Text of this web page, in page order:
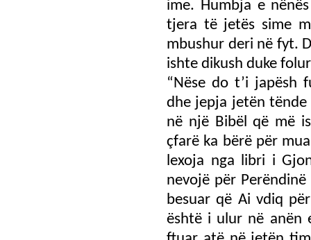
ime. Humbja e
tjera të jetës sime
mbushur deri në fyt.
ishte dikush duke
“Nëse do t’i japësh
dhe jepja jetën tënde
në një Bibël që më
çfarë ka bërë për
lexoja nga libri i
nevojë për
besuar që Ai vdiq
është i ulur në anën